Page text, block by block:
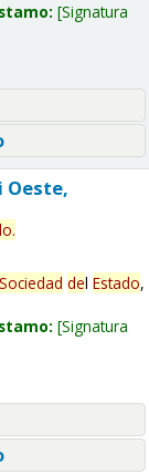
Signatura
Oeste,
.
Sociedad del Estado,
Signatura